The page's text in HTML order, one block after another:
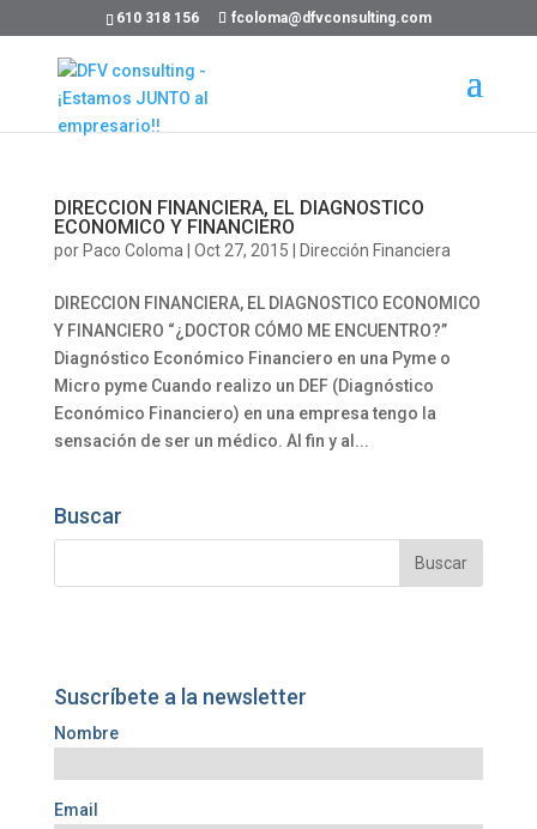
610 318 156 fcoloma@dfvconsulting.com
DIRECCION FINANCIERA, EL DIAGNOSTICO
ECONOMICO Y FINANCIERO
por Paco Coloma Oct 27, 2015 Dirección Financiera
DIRECCION FINANCIERA, EL DIAGNOSTICO ECONOMICO
Y FINANCIERO “¿DOCTOR CÓMO ME ENCUENTRO?”
Diagnóstico Económico Financiero en una Pyme o
Micro pyme Cuando realizo un DEF (Diagnóstico
Económico Financiero) en una empresa tengo la
sensación de ser un médico. Al fin y al...
Buscar
Suscríbete a la newsletter
Nombre
Email